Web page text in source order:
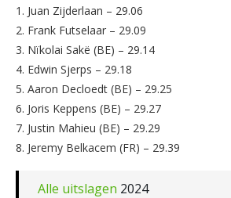
1. Juan Zijderlaan – 29.06
2. Frank Futselaar – 29.09
3. Nïkolai Sakë (BE) – 29.14
4. Edwin Sjerps – 29.18
5. Aaron Decloedt (BE) – 29.25
6. Joris Keppens (BE) – 29.27
7. Justin Mahieu (BE) – 29.29
8. Jeremy Belkacem (FR) – 29.39
Alle uitslagen 2024